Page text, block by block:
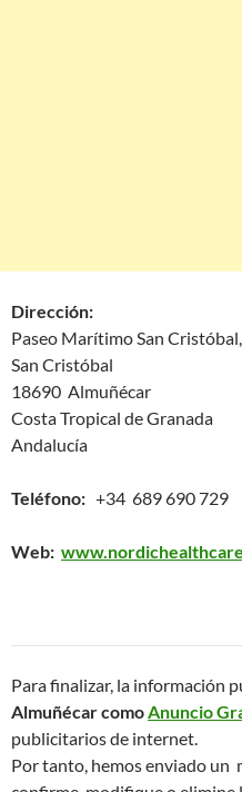
Dirección:
Paseo Marítimo San
San Cristóbal
18690 Almuñécar
Costa Tropical de Granada
Andalucía
Teléfono: +34 689 690 729
Web:
Para finalizar, la información
Almuñécar comoAnuncio
publicitarios de internet.
Por tanto, hemos enviado un